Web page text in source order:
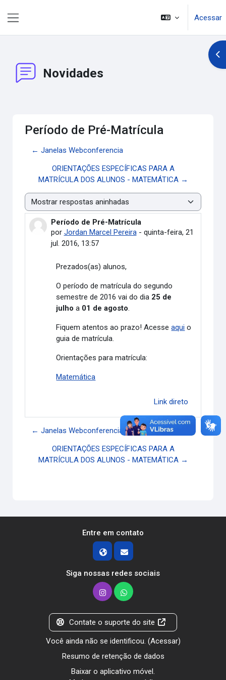
Acessar
Novidades
Período de Pré-Matrícula
← Janelas Webconferencia
ORIENTAÇÕES ESPECÍFICAS PARA A
MATRÍCULA DOS ALUNOS - MATEMÁTICA →
Modo de visualização
Período de Pré-Matrícula
por Jordan Marcel Pereira- quinta-feira, 21
jul. 2016, 13:57
Número de respostas: 0
Prezados(as) alunos,
O período de matrícula do segundo
semestre de 2016 vai do dia 25 de
julho a 01 de agosto
Fiquem atentos ao prazo! Acesseaqui o
guia de matrícula.
Orientações para matrícula:
Matemática
Link direto
← Janelas Webconferencia
ORIENTAÇÕES ESPECÍFICAS PARA A
MATRÍCULA DOS ALUNOS - MATEMÁTICA →
Entre em contato
Siga nossas redes sociais
Contate o suporte do site
Você ainda não se identificou. (Acessar)
Resumo de retenção de dados
Baixar o aplicativo móvel.